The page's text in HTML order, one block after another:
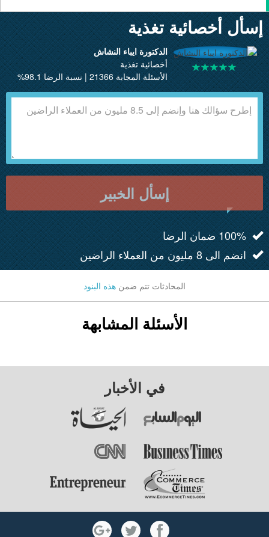
إسأل أخصائية تغذية
الدكتورة ايباء النشاش
أخصائية تغذية
الأسئلة المجابة 21366 | نسبة الرضا 98.1%
إسأل الخبير
100% ضمان الرضا
انضم الى 8 مليون من العملاء الراضين
المحادثات تتم ضمن هذه البنود
الأسئلة المشابهة
في الأخبار